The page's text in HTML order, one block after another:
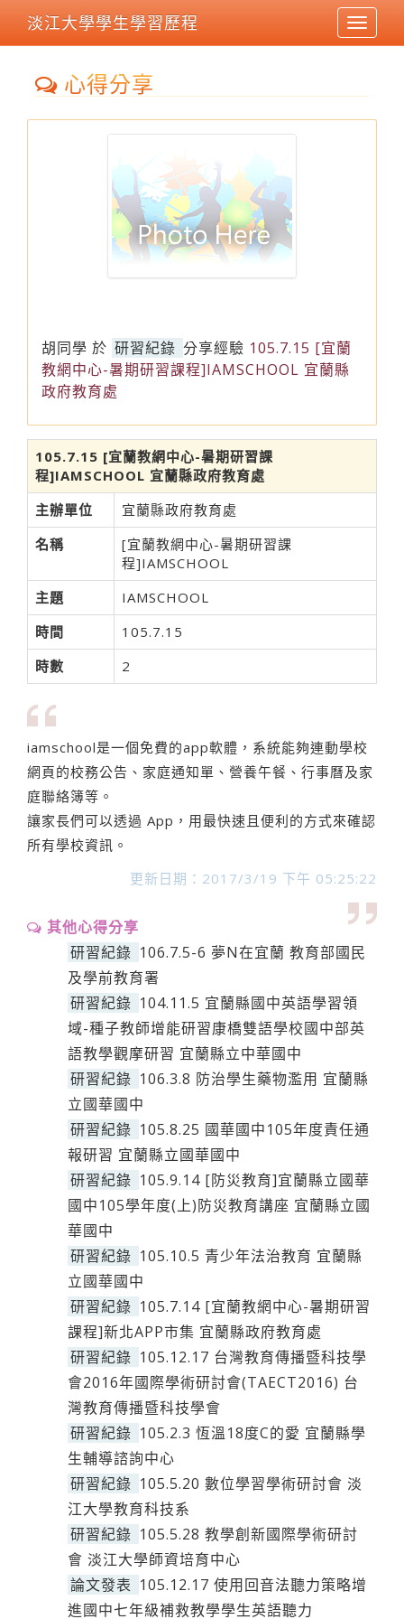
Toggle
淡江大學學生學習歷程
心得分享
胡同學 於 研習紀錄 分享經驗 105.7.15 [宜蘭
教網中心-暑期研習課程]IAMSCHOOL 宜蘭縣
政府教育處
105.7.15 [宜蘭教網中心-暑期研習課
程]IAMSCHOOL 宜蘭縣政府教育處
主辦單位
宜蘭縣政府教育處
名稱
[宜蘭教網中心-暑期研習課
程]IAMSCHOOL
主題
IAMSCHOOL
時間
105.7.15
時數
2
iamschool是一個免費的app軟體，系統能夠連動學校
網頁的校務公告、家庭通知單、營養午餐、行事曆及家
庭聯絡簿等。
讓家長們可以透過 App，用最快速且便利的方式來確認
所有學校資訊。
更新日期：2017/3/19 下午 05:25:22
其他心得分享
研習紀錄 106.7.5-6 夢N在宜蘭 教育部國民
及學前教育署
研習紀錄 104.11.5 宜蘭縣國中英語學習領
域-種子教師增能研習康橋雙語學校國中部英
語教學觀摩研習 宜蘭縣立中華國中
研習紀錄 106.3.8 防治學生藥物濫用 宜蘭縣
立國華國中
研習紀錄 105.8.25 國華國中105年度責任通
報研習 宜蘭縣立國華國中
研習紀錄 105.9.14 [防災教育]宜蘭縣立國華
國中105學年度(上)防災教育講座 宜蘭縣立國
華國中
研習紀錄 105.10.5 青少年法治教育 宜蘭縣
立國華國中
研習紀錄 105.7.14 [宜蘭教網中心-暑期研習
課程]新北APP市集 宜蘭縣政府教育處
研習紀錄 105.12.17 台灣教育傳播暨科技學
會2016年國際學術研討會(TAECT2016) 台
灣教育傳播暨科技學會
研習紀錄 105.2.3 恆溫18度C的愛 宜蘭縣學
生輔導諮詢中心
研習紀錄 105.5.20 數位學習學術研討會 淡
江大學教育科技系
研習紀錄 105.5.28 教學創新國際學術研討
會 淡江大學師資培育中心
論文發表 105.12.17 使用回音法聽力策略增
進國中七年級補救教學學生英語聽力